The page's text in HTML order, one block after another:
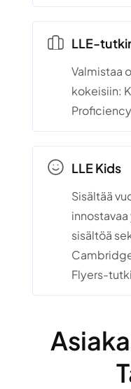
LLE-
Valmistaa
kokeisiin:
LLE Kids
Sisältää
sisältöä
Flyers-